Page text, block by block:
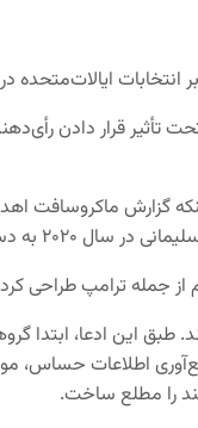
ایالات‌متحده در
قرار دادن
گزارش
صورت گرفته بود.
از جمله ترامپ طراحی
طبق این ادعا، ابتدا
اطلاعات حساس،
را مطلع ساخت.